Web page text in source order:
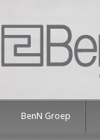
BenN Groep